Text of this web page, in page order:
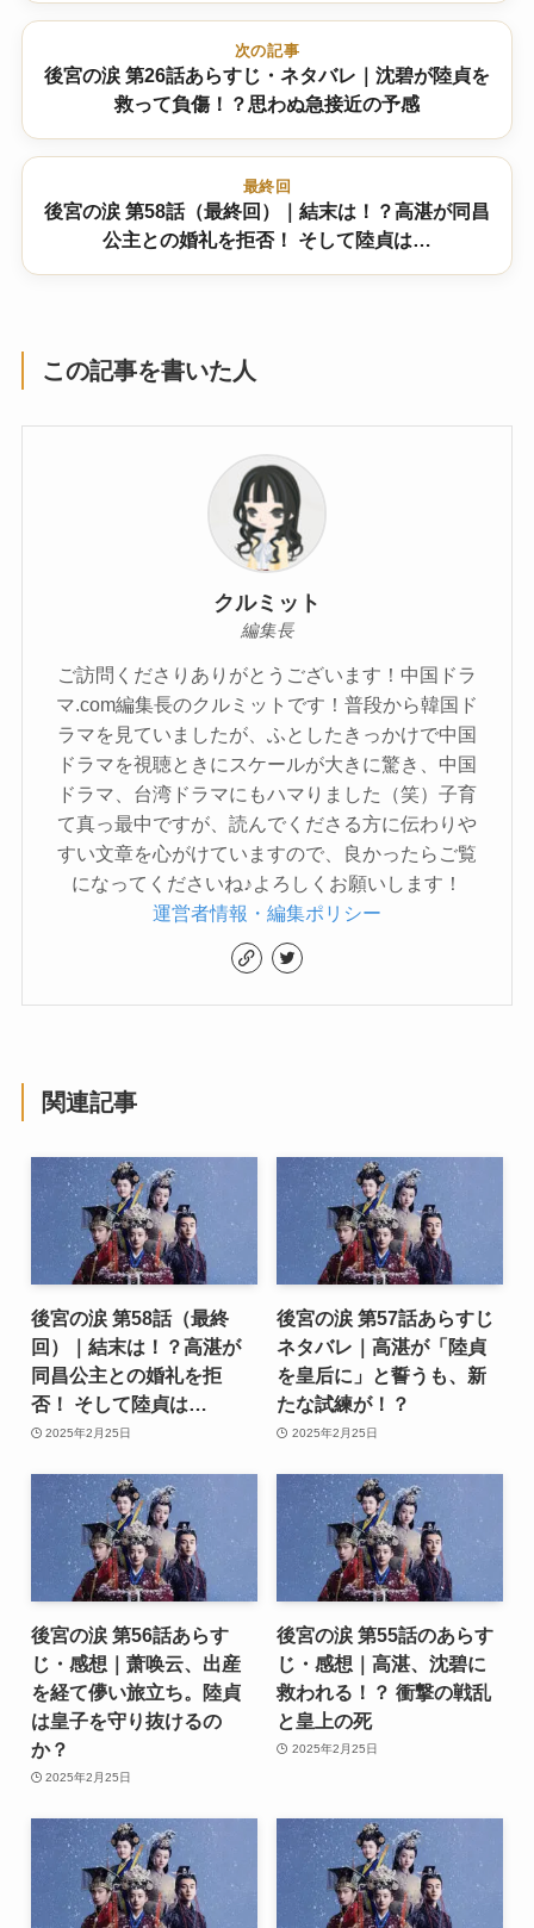
次の記事
後宮の涙 第26話あらすじ・ネタバレ｜沈碧が陸貞を
救って負傷！？思わぬ急接近の予感
最終回
後宮の涙 第58話（最終回）｜結末は！？高湛が同昌
公主との婚礼を拒否！ そして陸貞は…
この記事を書いた人
クルミット
編集長
ご訪問くださりありがとうございます！中国ドラ
マ.com編集長のクルミットです！普段から韓国ド
ラマを見ていましたが、ふとしたきっかけで中国
ドラマを視聴ときにスケールが大きに驚き、中国
ドラマ、台湾ドラマにもハマりました（笑）子育
て真っ最中ですが、読んでくださる方に伝わりや
すい文章を心がけていますので、良かったらご覧
になってくださいね♪よろしくお願いします！
運営者情報・編集ポリシー
関連記事
後宮の涙 第58話（最終
回）｜結末は！？高湛が
同昌公主との婚礼を拒
否！ そして陸貞は…
2025年2月25日
後宮の涙 第57話あらすじ
ネタバレ｜高湛が「陸貞
を皇后に」と誓うも、新
たな試練が！？
2025年2月25日
後宮の涙 第56話あらす
じ・感想｜萧唤云、出産
を経て儚い旅立ち。陸貞
は皇子を守り抜けるの
か？
2025年2月25日
後宮の涙 第55話のあらす
じ・感想｜高湛、沈碧に
救われる！？ 衝撃の戦乱
と皇上の死
2025年2月25日